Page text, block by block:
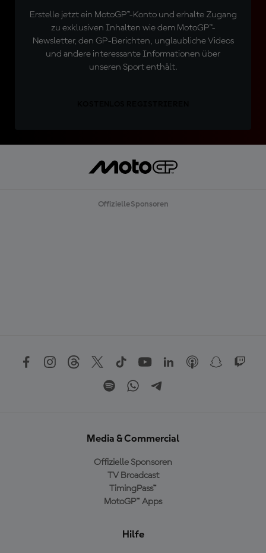
Erstelle jetzt ein MotoGP™-Konto und erhalte Zugang
zu exklusiven Inhalten wie dem MotoGP™-
Newsletter, den GP-Berichten, unglaubliche Videos
und andere interessante Informationen über
unseren Sport enthält.
Offizielle Sponsoren
Media & Commercial
Offizielle Sponsoren
TV Broadcast
TimingPass™
MotoGP™ Apps
Hilfe